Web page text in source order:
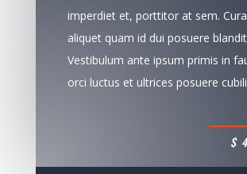
imperdiet et, porttitor at sem.
aliquet quam id dui posuere
Vestibulum ante ipsum primis in
orci luctus et ultrices posuere